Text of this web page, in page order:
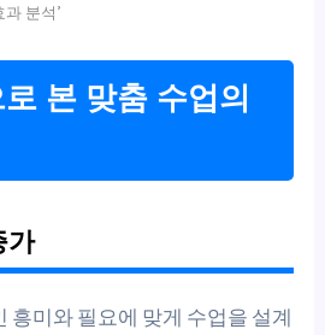
과 분석’
본 맞춤 수업의
가
흥미와 필요에 맞게 수업을 설계